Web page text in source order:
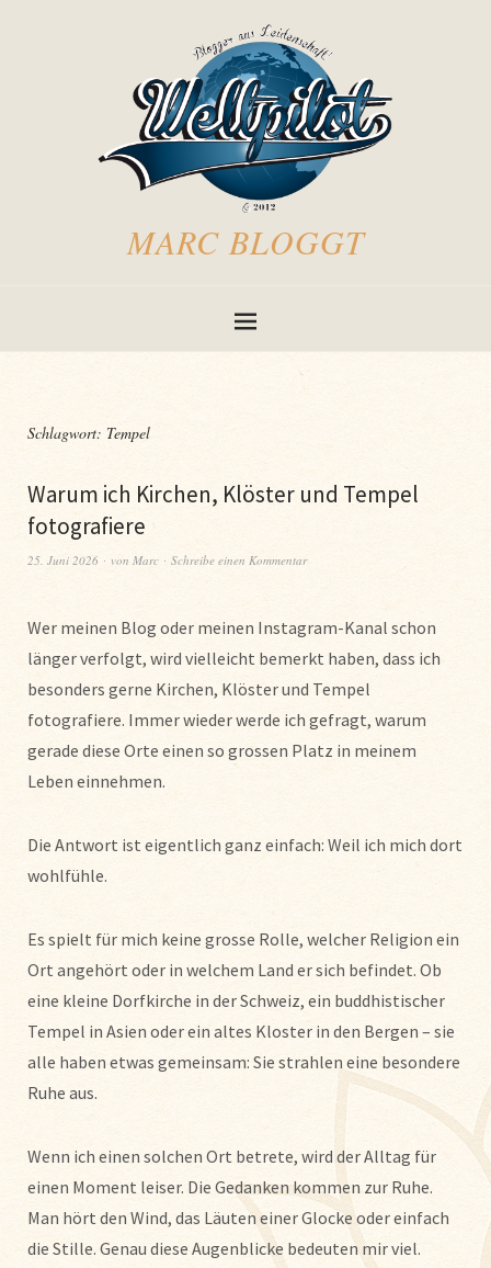
MARC BLOGGT
Schlagwort: Tempel
Warum ich Kirchen, Klöster und Tempel
fotografiere
25. Juni 2026 von Marc Schreibe einen Kommentar
Wer meinen Blog oder meinen Instagram-Kanal schon
länger verfolgt, wird vielleicht bemerkt haben, dass ich
besonders gerne Kirchen, Klöster und Tempel
fotografiere. Immer wieder werde ich gefragt, warum
gerade diese Orte einen so grossen Platz in meinem
Leben einnehmen.
Die Antwort ist eigentlich ganz einfach: Weil ich mich dort
wohlfühle.
Es spielt für mich keine grosse Rolle, welcher Religion ein
Ort angehört oder in welchem Land er sich befindet. Ob
eine kleine Dorfkirche in der Schweiz, ein buddhistischer
Tempel in Asien oder ein altes Kloster in den Bergen – sie
alle haben etwas gemeinsam: Sie strahlen eine besondere
Ruhe aus.
Wenn ich einen solchen Ort betrete, wird der Alltag für
einen Moment leiser. Die Gedanken kommen zur Ruhe.
Man hört den Wind, das Läuten einer Glocke oder einfach
die Stille. Genau diese Augenblicke bedeuten mir viel.